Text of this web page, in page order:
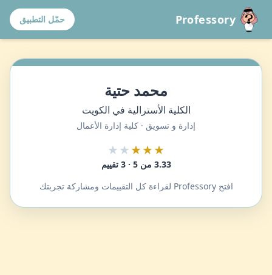
Professory حمّل التطبيق
محمد حتية
الكلية الأسترالية في الكويت
إدارة و تسويق · كلية إدارة الأعمال
★★★
★★
3.33 من 5 · 3 تقييم
افتح Professory لقراءة كل التقييمات ومشاركة تجربتك